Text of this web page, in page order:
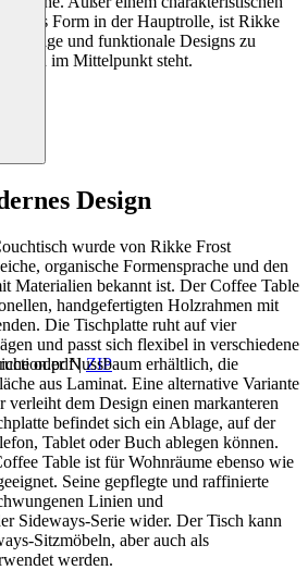
als Form in der Hauptrolle, ist Rikke
und funktionale Designs zu
im Mittelpunkt steht.
|ZIP
Design
wurde von Rikke Frost
organische Formensprache und den
Materialien bekannt ist. Der Coffee Table
handgefertigten Holzrahmen mit
Die Tischplatte ruht auf vier
und passt sich flexibel in verschiedene
oder Nussbaum erhältlich, die
aus Laminat. Eine alternative Variante
verleiht dem Design einen markanteren
befindet sich ein Ablage, auf der
Tablet oder Buch ablegen können.
Table ist für Wohnräume ebenso wie
Seine gepflegte und raffinierte
Linien und
Sideways-Serie wider. Der Tisch kann
Sitzmöbeln, aber auch als
werden.